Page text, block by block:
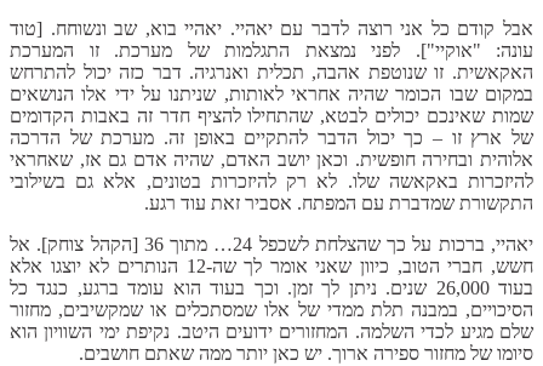
אבל קודם כל אני רוצה לדבר עם יאהיי. יאהיי בוא, שב ונשוחח. [טוד
עונה: "אוקיי"]. לפני נמצאת התגלמות של מערכת. זו המערכת
האקאשית. זו שנוטפת אהבה, תכלית ואנרגיה. דבר כזה יכול להתרחש
במקום שבו הכומר שהיה אחראי לאותות, שניתנו על ידי אלו הנושאים
שמות שאינכם יכולים לבטא, שהתחילו להציף חדר זה באבות הקדומים
של ארץ זו – כך יכול הדבר להתקיים באופן זה. מערכת של הדרכה
אלוהית ובחירה חופשית. וכאן יושב האדם, שהיה אדם גם אז, שאחראי
להיזכרות באקאשה שלו. לא רק להיזכרות בטונים, אלא גם בשילובי
התקשורת שמדברת עם המפתח. אסביר זאת עוד רגע.
יאהיי, ברכות על כך שהצלחת לשכפל 24… מתוך 36 [הקהל צוחק]. אל
חשש, חברי הטוב, כיוון שאני אומר לך שה-12 הנותרים לא יוצגו אלא
בעוד 26,000 שנים. ניתן לך זמן. וכך בעוד הוא עומד ברגע, כנגד כל
הסיכויים, במבנה תלת ממדי של אלו שמסתכלים או שמקשיבים, מחזור
שלם מגיע לכדי השלמה. המחזורים ידועים היטב. נקיפת ימי השוויון הוא
סיומו של מחזור ספירה ארוך. יש כאן יותר ממה שאתם חושבים.